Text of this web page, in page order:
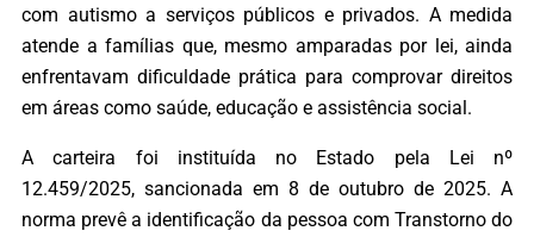
com autismo a serviços públicos e privados. A medida
atende a famílias que, mesmo amparadas por lei, ainda
enfrentavam dificuldade prática para comprovar direitos
em áreas como saúde, educação e assistência social.
A carteira foi instituída no Estado pela Lei nº
12.459/2025, sancionada em 8 de outubro de 2025. A
norma prevê a identificação da pessoa com Transtorno do